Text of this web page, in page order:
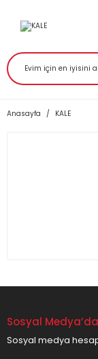
Anasayfa KALE
Sosyal
Sosyal medya